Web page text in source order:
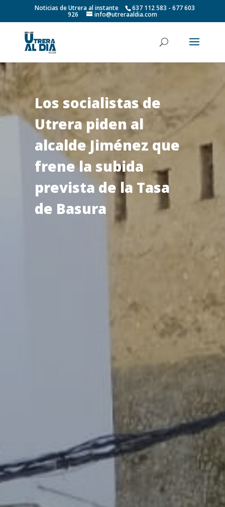
Noticias de Utrera al instante 637 112 583 - 677 603
926 info@utreraaldia.com
Los socialistas de
Utrera piden al
alcalde Jiménez que
frene la subida
prevista de la Tasa
de Basura